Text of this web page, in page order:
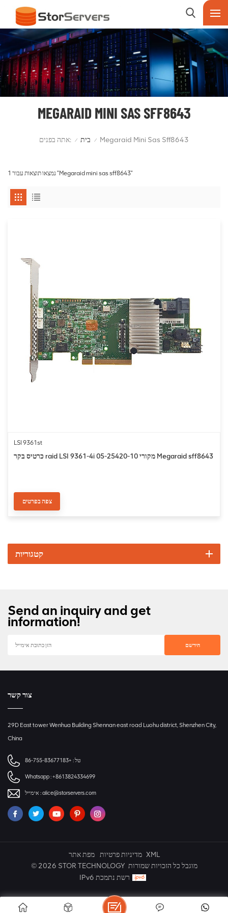
MEGARAID MINI SAS SFF8643
אתה בפנים: / בית / Megaraid Mini Sas Sff8643
1 נמצאו תוצאות עבור "Megaraid mini sas sff8643"
LSI 9361st
כרטיס בקר raid LSI 9361-4i 05-25420-10 מקורי Megaraid sff8643
צפה בפרטים
קטגוריות
Send an inquiry and get
information!
צור קשר
29D East tower Wenhua Building Shennan east road Luohu district, Shenzhen City,
China
טל : +86-755-83677183
Whatsapp :+8613824334699
אימייל :alice@storservers.com
מפת אתר מדיניות פרטיות XML
© 2026 STOR TECHNOLOGY מוגבל כל הזכויות שמורות
IPv6 רשת נתמכת